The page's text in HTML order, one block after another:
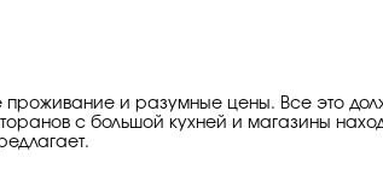
и разумные цены. Все это
с большой кухней и магазины